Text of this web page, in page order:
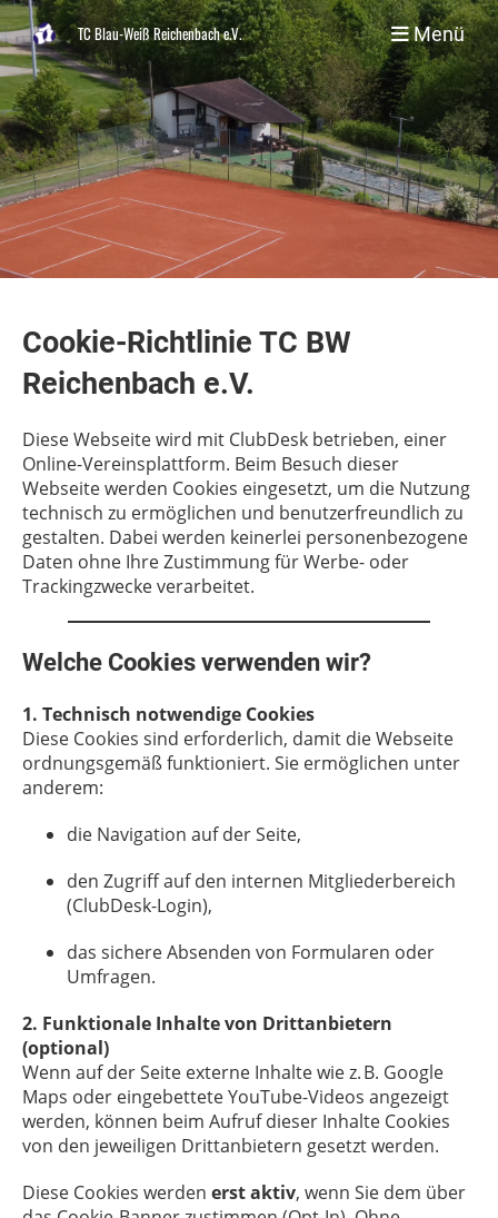
TC Blau-Weiß Reichenbach e.V. Menü
Cookie-Richtlinie TC BW
Reichenbach e.V.
Diese Webseite wird mit ClubDesk betrieben, einer
Online-Vereinsplattform. Beim Besuch dieser
Webseite werden Cookies eingesetzt, um die Nutzung
technisch zu ermöglichen und benutzerfreundlich zu
gestalten. Dabei werden keinerlei personenbezogene
Daten ohne Ihre Zustimmung für Werbe- oder
Trackingzwecke verarbeitet.
Welche Cookies verwenden wir?
1. Technisch notwendige Cookies
Diese Cookies sind erforderlich, damit die Webseite
ordnungsgemäß funktioniert. Sie ermöglichen unter
anderem:
die Navigation auf der Seite,
den Zugriff auf den internen Mitgliederbereich
(ClubDesk-Login),
das sichere Absenden von Formularen oder
Umfragen.
2. Funktionale Inhalte von Drittanbietern
(optional)
Wenn auf der Seite externe Inhalte wie z. B. Google
Maps oder eingebettete YouTube-Videos angezeigt
werden, können beim Aufruf dieser Inhalte Cookies
von den jeweiligen Drittanbietern gesetzt werden.
Diese Cookies werden erst aktiv, wenn Sie dem über